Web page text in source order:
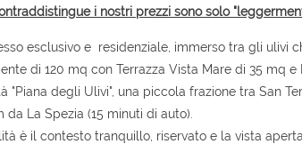
i nostri prezzi sono solo
esclusivo e residenziale, immerso tra gli ulivi
di 120 mq con Terrazza Vista Mare di 35 mq e
"Piana degli Ulivi", una piccola frazione tra San
da La Spezia (15 minuti di auto).
è il contesto tranquillo, riservato e la vista